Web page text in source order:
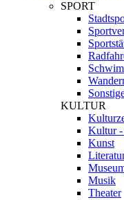
SPORT
KULTUR
Kultur
Kunst
Musik
Theater